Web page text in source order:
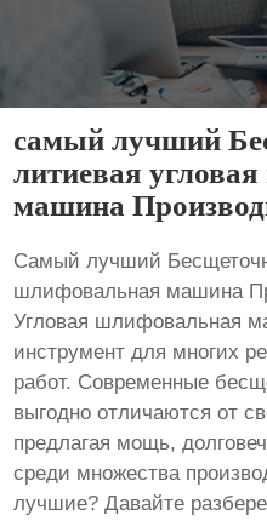
самый лучший
литиевая
машина
Самый лучший
шлифовальная машина
Угловая шлифовальная
инструмент для многих
работ. Современные
выгодно отличаются от
предлагая мощь,
среди множества
лучшие? Давайте